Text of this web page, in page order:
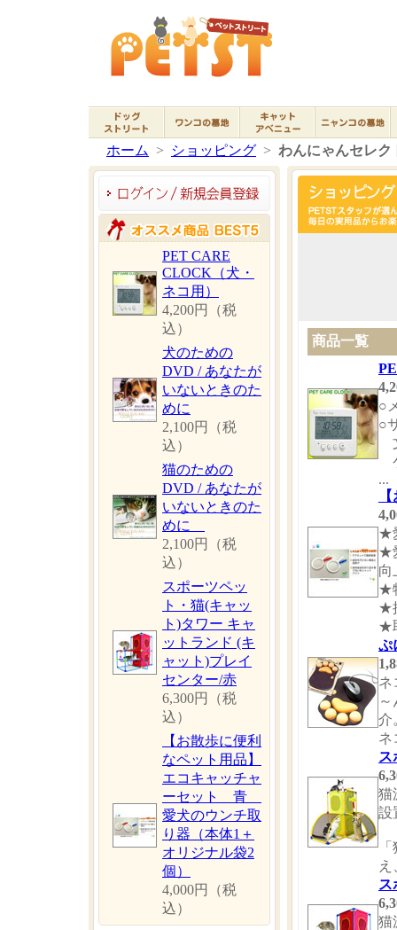
ホーム > ショッピング > わんにゃんセレク
PET CARE
CLOCK（犬・
ネコ用）
4,200円（税
込）
犬のための
DVD / あなたが
いないときのた
めに
2,100円（税
込）
猫のための
DVD / あなたが
いないときのた
めに
2,100円（税
込）
スポーツペッ
ト・猫(キャッ
ト)タワー キャ
ットランド (キ
ャット)プレイ
センター/赤
6,300円（税
込）
【お散歩に便利
なペット用品】
エコキャッチャ
ーセット 青
愛犬のウンチ取
り器（本体1＋
オリジナル袋2
個）
4,000円（税
込）
商品一覧
○
○
...
★
★
向
★
★
★
ぷ
ネ
介
ネ
ス
猫
設
ス
猫